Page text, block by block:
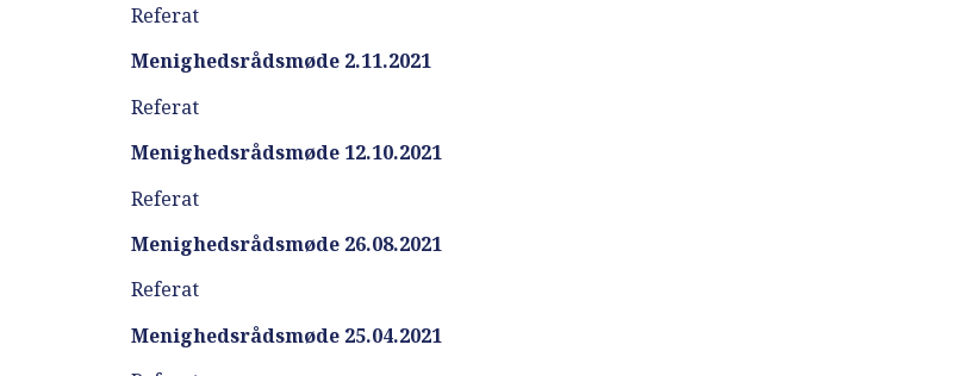
Referat
Menighedsrådsmøde 2.11.2021
Referat
Menighedsrådsmøde 12.10.2021
Referat
Menighedsrådsmøde 26.08.2021
Referat
Menighedsrådsmøde 25.04.2021